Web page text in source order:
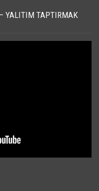
YALITIM TAPTIRMAK